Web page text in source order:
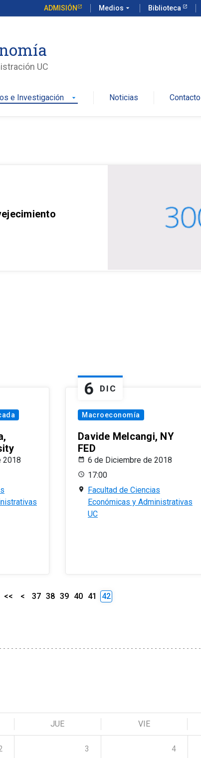
ADMISIÓN Medios arrow_drop_down Biblioteca
UC
e Investigación arrow_drop_down Noticias Contacto
2018
6 DIC
Macroeconomía
Davide Melcangi, NY
FED
6 de Diciembre de 2018
17:00
Facultad de Ciencias
Económicas y Administrativas
UC
<< < 37 38 39 40 41 42
JUE VIE
3 4